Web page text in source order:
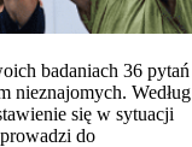
badaniach 36 pytań
nieznajomych. Według
się w sytuacji
do